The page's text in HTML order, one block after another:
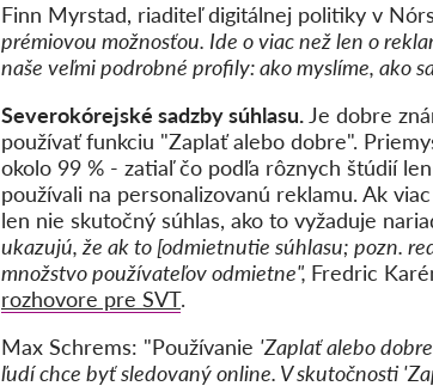
Finn Myrstad, riaditeľ digitálnej politiky v
prémiovou možnosťou. Ide o viac než len o
naše veľmi podrobné profily: ako myslíme, ako
Severokórejské sadzby súhlasu. Je dobre
používať funkciu "Zaplať alebo dobre".
okolo 99 % - zatiaľ čo podľa rôznych štúdií
používali na personalizovanú reklamu. Ak
len nie skutočný súhlas, ako to vyžaduje
ukazujú, že ak to [odmietnutie súhlasu; pozn.
množstvo používateľov odmietne", Fredric
rozhovore pre SVT.
Max Schrems: "Používanie 'Zaplať alebo
ľudí chce byť sledovaný online. V skutočnosti